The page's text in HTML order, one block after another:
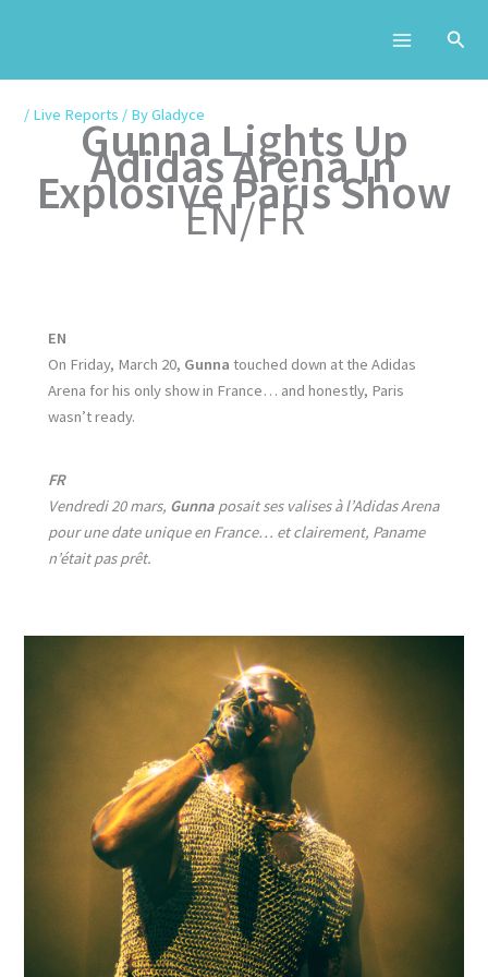
/ Live Reports / ByGladyce
Gunna Lights Up
Adidas Arena in
Explosive Paris Show
EN/FR
EN
On Friday, March 20, Gunna touched down at the Adidas
Arena for his only show in France… and honestly, Paris
wasn’t ready.
FR
Vendredi 20 mars, Gunna posait ses valises à l’Adidas Arena
pour une date unique en France… et clairement, Paname
n’était pas prêt.